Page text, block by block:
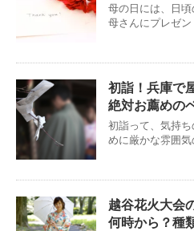
母の日には、日
母さんにプレゼ
初詣！兵庫で
絶対お薦めの
初詣って、気持
めに厳かな雰囲
越谷花火大会
何時から？種